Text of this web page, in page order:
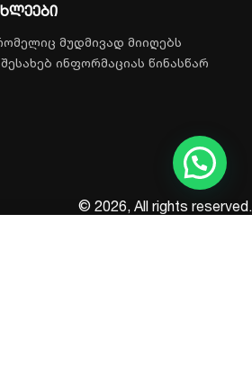
მუდმივად მიიღებს
ინფორმაციას წინასწარ
© 2026, All rights reserved.